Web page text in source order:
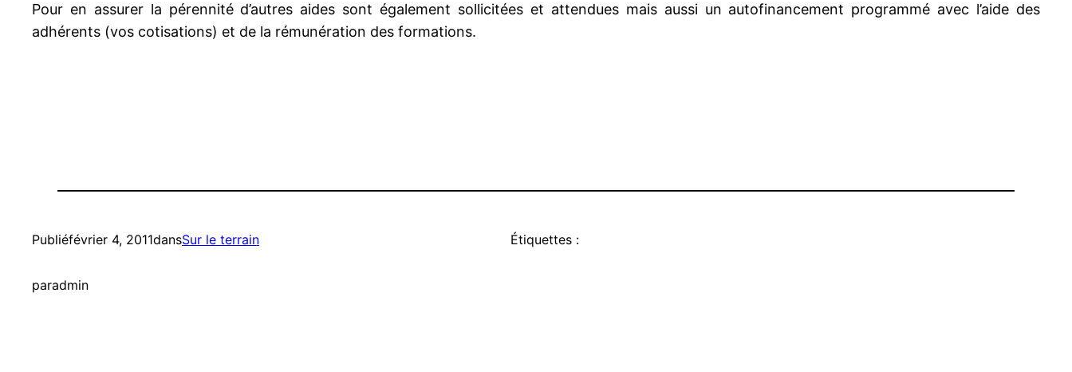
Pour en assurer la pérennité d’autres aides sont également sollicitées et attendues mais aussi un autofinancement programmé avec l’aide des
adhérents (vos cotisations) et de la rémunération des formations.
Publiéfévrier 4, 2011dansSur le terrain
paradmin
Étiquettes :